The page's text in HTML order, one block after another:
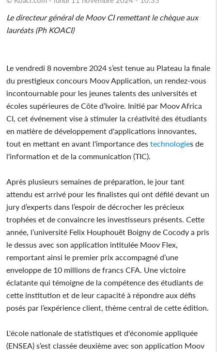
Le directeur général de Moov CI remettant le chèque aux
lauréats (Ph KOACI)
Le vendredi 8 novembre 2024 s’est tenue au Plateau la finale
du prestigieux concours Moov Application, un rendez-vous
incontournable pour les jeunes talents des universités et
écoles supérieures de Côte d’Ivoire. Initié par Moov Africa
CI, cet événement vise à stimuler la créativité des étudiants
en matière de développement d'applications innovantes,
tout en mettant en avant l'importance destechnologies de
l'information et de la communication (TIC).
Après plusieurs semaines de préparation, le jour tant
attendu est arrivé pour les finalistes qui ont défilé devant un
jury d’experts dans l’espoir de décrocher les précieux
trophées et de convaincre les investisseurs présents. Cette
année, l’université Felix Houphouët Boigny de Cocody a pris
le dessus avec son application intitulée Moov Flex,
remportant ainsi le premier prix accompagné d’une
enveloppe de 10 millions de francs CFA. Une victoire
éclatante qui témoigne de la compétence des étudiants de
cette institution et de leur capacité à répondre aux défis
posés par l’expérience client, thème central de cette édition.
L'école nationale de statistiques et d'économie appliquée
(ENSEA) s’est classée deuxième avec son application Moov